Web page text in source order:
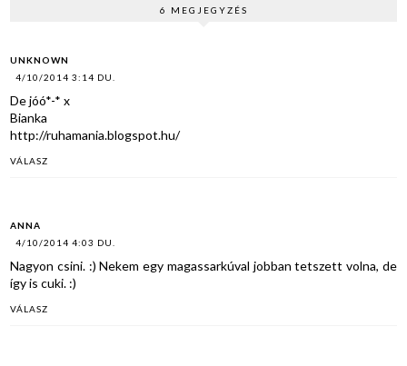
6 MEGJEGYZÉS
UNKNOWN
4/10/2014 3:14 DU.
De jóó*-* x
Bianka
http://ruhamania.blogspot.hu/
VÁLASZ
ANNA
4/10/2014 4:03 DU.
Nagyon csini. :) Nekem egy magassarkúval jobban tetszett volna, de
így is cuki. :)
VÁLASZ